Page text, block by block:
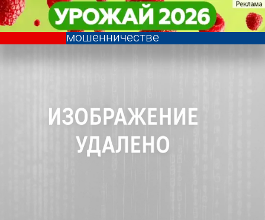
21-летний пензенец
разыскивается по подозрению в
мошенничестве
Криминал 21-летний пензенец
разыскивается по подозрению в
мошенничестве
Криминал
Другие новости по
теме
Погода и курсы
валют в Пензе